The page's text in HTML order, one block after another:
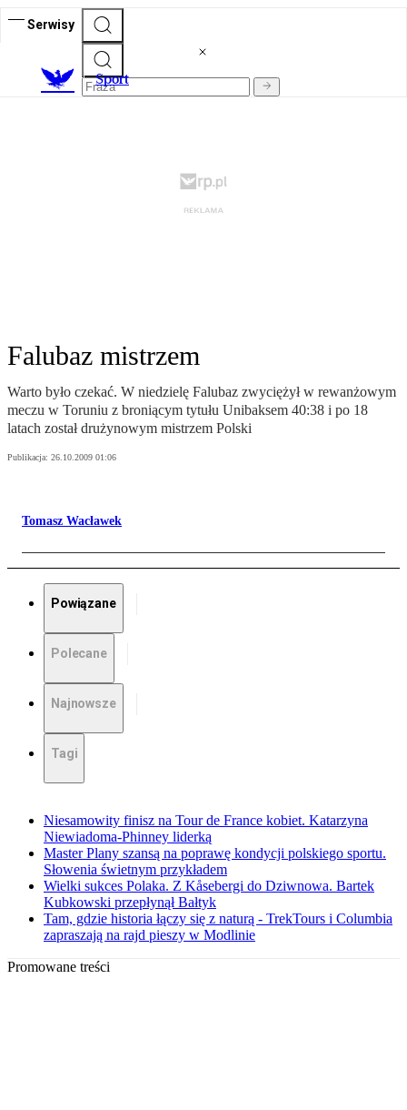
Serwisy
Sport
Falubaz mistrzem
Warto było czekać. W niedzielę Falubaz zwyciężył w rewanżowym
meczu w Toruniu z broniącym tytułu Unibaksem 40:38 i po 18
latach został drużynowym mistrzem Polski
Publikacja: 26.10.2009 01:06
Tomasz Wacławek
Powiązane
Polecane
Najnowsze
Tagi
Niesamowity finisz na Tour de France kobiet. Katarzyna
Niewiadoma-Phinney liderką
Master Plany szansą na poprawę kondycji polskiego sportu.
Słowenia świetnym przykładem
Wielki sukces Polaka. Z Kåsebergi do Dziwnowa. Bartek
Kubkowski przepłynął Bałtyk
Tam, gdzie historia łączy się z naturą - TrekTours i Columbia
zapraszają na rajd pieszy w Modlinie
Promowane treści